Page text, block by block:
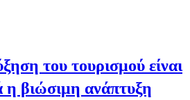
του τουρισμού είναι
η βιώσιμη ανάπτυξη